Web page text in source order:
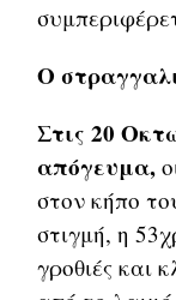
Ο
Στις 20
απόγευμα,
στον κήπο
στιγμή, η
γροθιές και